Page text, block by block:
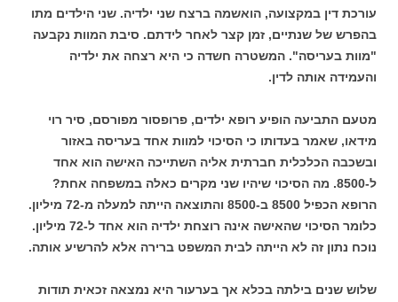
עורכת דין במקצועה, הואשמה ברצח שני ילדיה. שני הילדים מתו
בהפרש של שנתיים, זמן קצר לאחר לידתם. סיבת המוות נקבעה
"מוות בעריסה". המשטרה חשדה כי היא רצחה את ילדיה
והעמידה אותה לדין.
מטעם התביעה הופיע רופא ילדים, פרופסור מפורסם, סיר רוי
מידאו, שאמר בעדותו כי הסיכוי למוות אחד בעריסה באזור
ובשכבה הכלכלית חברתית אליה השתייכה האישה הוא אחד
ל-8500. מה הסיכוי שיהיו שני מקרים כאלה במשפחה אחת?
הרופא הכפיל 8500 ב-8500 והתוצאה הייתה למעלה מ-72 מיליון.
כלומר הסיכוי שהאישה אינה רוצחת ילדיה הוא אחד ל-72 מיליון.
נוכח נתון זה לא הייתה לבית המשפט ברירה אלא להרשיע אותה.
שלוש שנים בילתה בכלא אך בערעור היא נמצאה זכאית תודות